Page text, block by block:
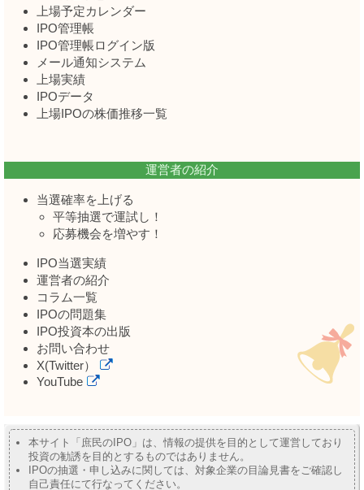
上場予定カレンダー
IPO管理帳
IPO管理帳ログイン版
メール通知システム
上場実績
IPOデータ
上場IPOの株価推移一覧
運営者の紹介
当選確率を上げる
平等抽選で運試し！
応募機会を増やす！
IPO当選実績
運営者の紹介
コラム一覧
IPOの問題集
IPO投資本の出版
お問い合わせ
X(Twitter）
YouTube
本サイト「庶民のIPO」は、情報の提供を目的として運営しており
投資の勧誘を目的とするものではありません。
IPOの抽選・申し込みに関しては、対象企業の目論見書をご確認し
自己責任にて行なってください。